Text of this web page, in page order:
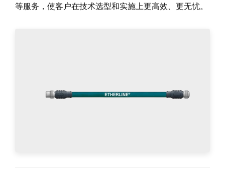
等服务，使客户在技术选型和实施上更高效、更无忧。